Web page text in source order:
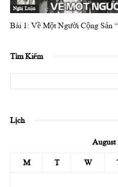
Nghị Luận
Bài 1: Về Một Người Cộng Sản
Tìm Kiếm
Lịch
August
M T W